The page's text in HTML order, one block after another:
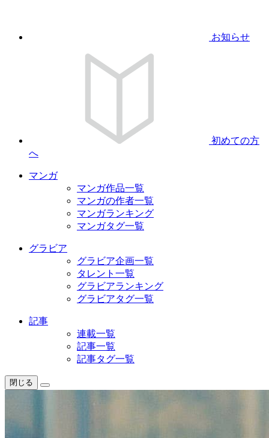
お知らせ
初めての方
へ
マンガ
マンガ作品一覧
マンガの作者一覧
マンガランキング
マンガタグ一覧
グラビア
グラビア企画一覧
タレント一覧
グラビアランキング
グラビアタグ一覧
記事
連載一覧
記事一覧
記事タグ一覧
閉じる